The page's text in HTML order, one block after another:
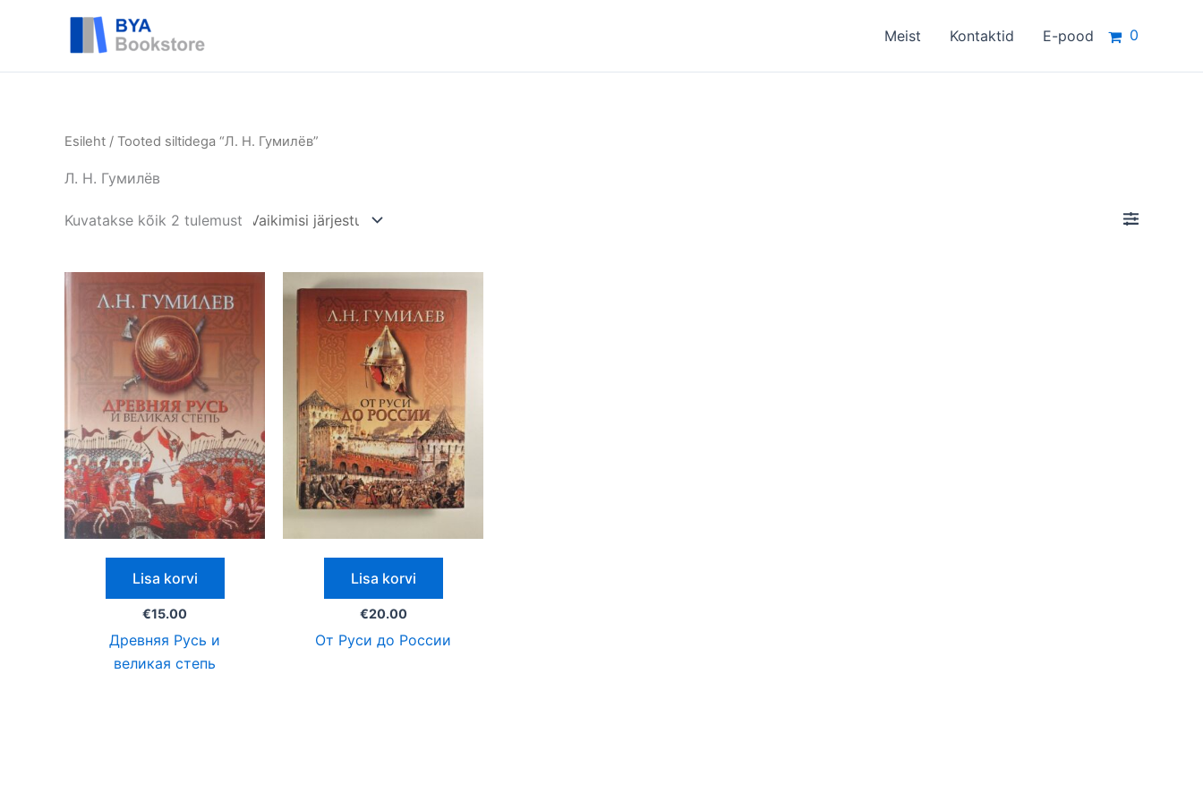
Meist Kontaktid E-pood 0
Esileht / Tooted siltidega “Л. Н. Гумилёв”
Л. Н. Гумилёв
Kuvatakse kõik 2 tulemust
Lisa korvi
€15.00
Древняя Русь и
великая степь
Lisa korvi
€20.00
От Руси до России